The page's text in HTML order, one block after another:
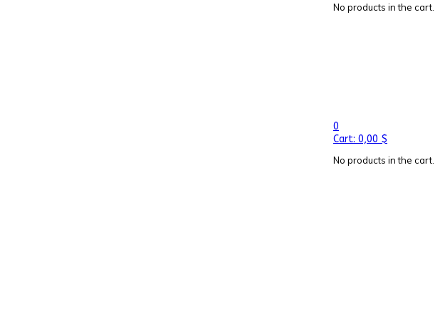
No products in the cart.
0
Cart: 0,00 $
No products in the cart.